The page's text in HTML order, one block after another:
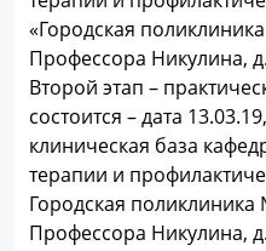
«Городская
Профессора Никулина,
Второй этап –
состоится – дата
клиническая база
терапии и
Городская поликлиника
Профессора Никулина,